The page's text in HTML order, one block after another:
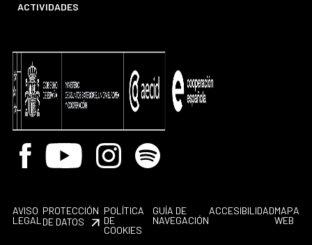
ACTIVIDADES
Facebook
Youtube InstagramSpotify
AVISO
LEGAL
PROTECCIÓN
DE DATOS
POLÍTICA
DE
COOKIES
GUÍA DE
NAVEGACIÓN
ACCESIBILIDADMAPA
WEB